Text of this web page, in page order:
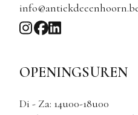
OPENINGSUREN
Di - Za: 14u00-18u00